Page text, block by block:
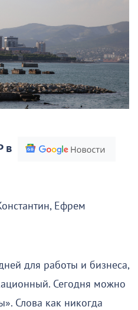
в
Ефрем
для работы и бизнеса,
Сегодня можно
Слова как никогда